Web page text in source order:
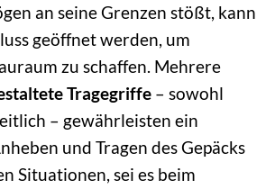
an seine Grenzen stößt, kann
geöffnet werden, um
zu schaffen. Mehrere
Tragegriffe – sowohl
– gewährleisten ein
und Tragen des Gepäcks
Situationen, sei es beim